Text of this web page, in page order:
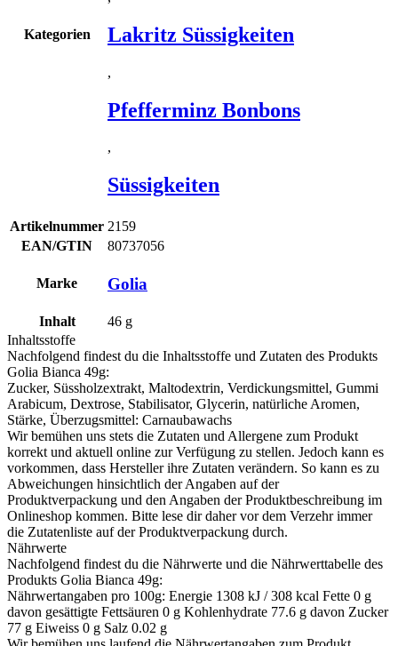
Kategorien Lakritz Süssigkeiten
,
Pfefferminz Bonbons
,
Süssigkeiten
Artikelnummer 2159
EAN/GTIN
80737056
Marke Golia
Inhalt 46 g
Inhaltsstoffe
Nachfolgend findest du die Inhaltsstoffe und Zutaten des Produkts
Golia Bianca 49g:
Zucker, Süssholzextrakt, Maltodextrin, Verdickungsmittel, Gummi
Arabicum, Dextrose, Stabilisator, Glycerin, natürliche Aromen,
Stärke, Überzugsmittel: Carnaubawachs
Wir bemühen uns stets die Zutaten und Allergene zum Produkt
korrekt und aktuell online zur Verfügung zu stellen. Jedoch kann es
vorkommen, dass Hersteller ihre Zutaten verändern. So kann es zu
Abweichungen hinsichtlich der Angaben auf der
Produktverpackung und den Angaben der Produktbeschreibung im
Onlineshop kommen. Bitte lese dir daher vor dem Verzehr immer
die Zutatenliste auf der Produktverpackung durch.
Nährwerte
Nachfolgend findest du die Nährwerte und die Nährwerttabelle des
Produkts Golia Bianca 49g:
Nährwertangaben pro 100g: Energie 1308 kJ / 308 kcal Fette 0 g
davon gesättigte Fettsäuren 0 g Kohlenhydrate 77.6 g davon Zucker
77 g Eiweiss 0 g Salz 0.02 g